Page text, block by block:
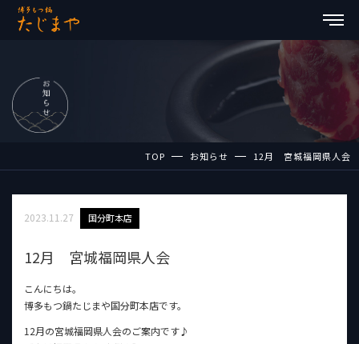
TOP お知らせ 12月 宮城福岡県人会
2023.11.27 国分町本店
12月 宮城福岡県人会
こんにちは。
博多もつ鍋たじまや国分町本店です。
12月の宮城福岡県人会のご案内です♪